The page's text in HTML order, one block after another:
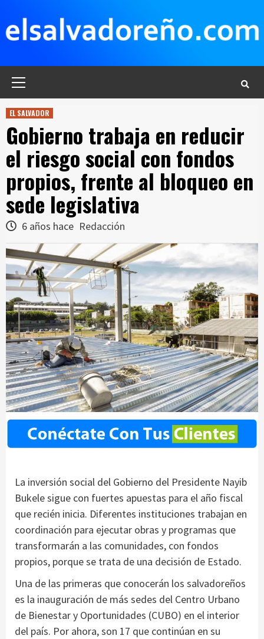
contenido
EL SALVADOR
Gobierno trabaja en reducir
el riesgo social con fondos
propios, frente al bloqueo en
sede legislativa
6 años hace Redacción
La inversión social del Gobierno del Presidente Nayib
Bukele sigue con fuertes apuestas para el año fiscal
que recién inicia. Diferentes instituciones trabajan en
coordinación para ejecutar obras y programas que
transformarán a las comunidades, con fondos
propios, porque se trata de una decisión de Estado.
Una de las primeras que conocerán los salvadoreños
es la inauguración de más sedes del Centro Urbano
de Bienestar y Oportunidades (CUBO) en el interior
del país. Por ahora, son 17 que continúan en su